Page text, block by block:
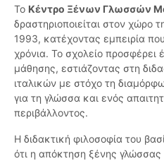
Το Κέντρο Ξένων Γλωσσών
δραστηριοποιείται στον χώρο
1993, κατέχοντας εμπειρία
χρόνια. Το σχολείο προσφέρει
μάθησης, εστιάζοντας στη
ιταλικών με στόχο τη
για τη γλώσσα και ενός
περιβάλλοντος.
Η διδακτική φιλοσοφία του
ότι η απόκτηση ξένης γλώσσας